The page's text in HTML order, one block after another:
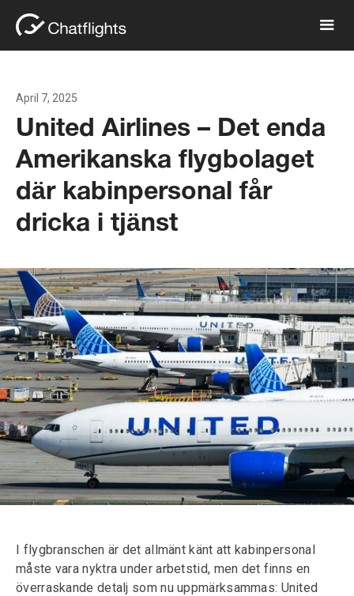
April 7, 2025
United Airlines – Det enda
Amerikanska flygbolaget
där kabinpersonal får
dricka i tjänst
I flygbranschen är det allmänt känt att kabinpersonal
måste vara nyktra under arbetstid, men det finns en
överraskande detalj som nu uppmärksammas: United